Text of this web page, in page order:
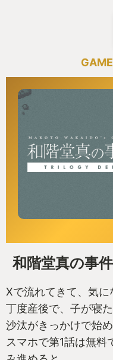
和階堂真の事
Xで流れてきて、気に
丁度産後で、子が寝
沙汰がきっかけで始め
スマホで第1話は無